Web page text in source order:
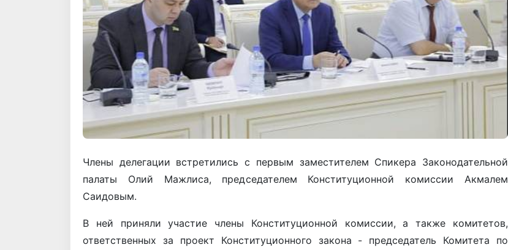
Члены делегации встретились с первым заместителем Спикера Законодательной
палаты Олий Мажлиса, председателем Конституционной комиссии Акмалем
Саидовым.
В ней приняли участие члены Конституционной комиссии, а также комитетов,
ответственных за проект Конституционного закона - председатель Комитета по